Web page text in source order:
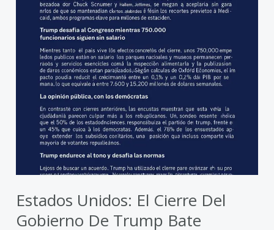
Estados Unidos: El Cierre Del
Gobierno De Trump Bate
profundiza
crisis
política